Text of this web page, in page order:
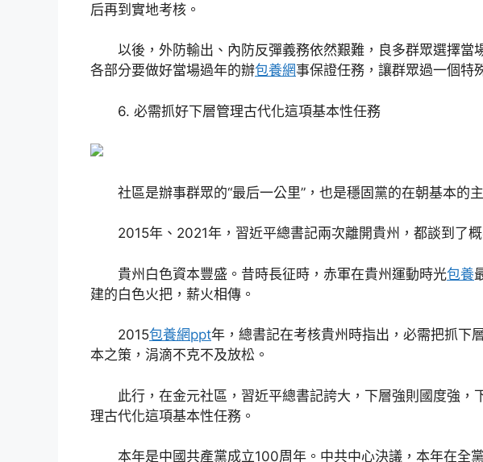
后再到實地考核。
以後，外防輸出、內防反彈義務依然艱難，良多群眾選擇當
各部分要做好當場過年的辦包養網事保證任務，讓群眾過一個特
6. 必需抓好下層管理古代化這項基本性任務
社區是辦事群眾的“最后一公里”，也是穩固黨的在朝基本的主
2015年、2021年，習近平總書記兩次離開貴州，都談到了概
貴州白色資本豐盛。昔時長征時，赤軍在貴州運動時光包養
建的白色火把，薪火相傳。
2015包養網ppt年，總書記在考核貴州時指出，必需把抓下
本之策，涓滴不克不及放松。
此行，在金元社區，習近平總書記誇大，下層強則國度強，
理古代化這項基本性任務。
本年是中國共產黨成立100周年。中共中心決議，本年在全